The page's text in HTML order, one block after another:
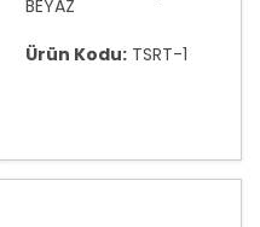
BEYAZ
Ürün Kodu: TSRT-1